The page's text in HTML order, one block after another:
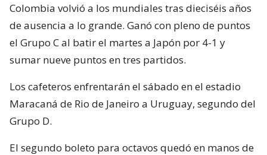
Colombia volvió a los mundiales tras dieciséis años
de ausencia a lo grande. Ganó con pleno de puntos
el Grupo C al batir el martes a Japón por 4-1 y
sumar nueve puntos en tres partidos.
Los cafeteros enfrentarán el sábado en el estadio
Maracaná de Rio de Janeiro a Uruguay, segundo del
Grupo D.
El segundo boleto para octavos quedó en manos de